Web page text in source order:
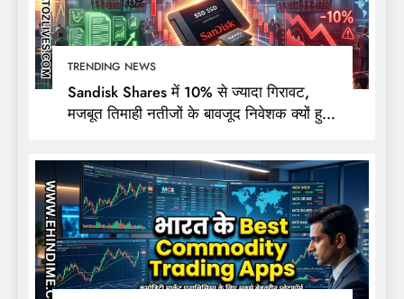
TRENDING NEWS
Sandisk Shares में 10% से ज्यादा गिरावट,
मजबूत तिमाही नतीजों के बावजूद निवेशक क्यों हुए